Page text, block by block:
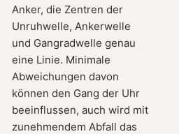
Anker, die Zentren der
Unruhwelle, Ankerwelle
und Gangradwelle genau
eine Linie. Minimale
Abweichungen davon
können den Gang der Uhr
beeinflussen, auch wird mit
zunehmendem Abfall das